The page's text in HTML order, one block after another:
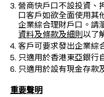
營商快戶口不設投資、
口客戶如欲全面使用其
企業綜合理財戶口。請
資料及條款及細則以了
客戶可要求發出企業綜
只適用於香港東亞銀行
只適用於設有現金存款
重要聲明